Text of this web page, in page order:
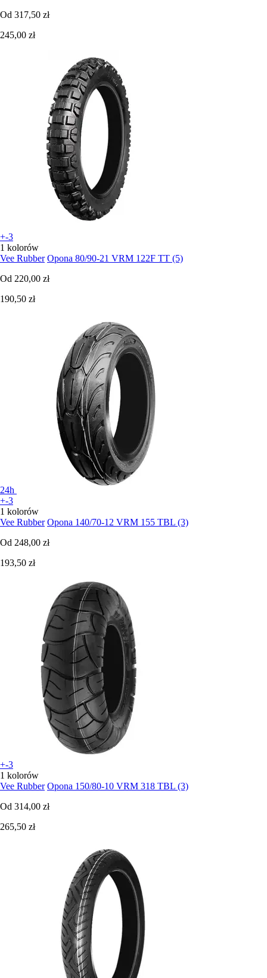
Od 317,50 zł
245,00 zł
+-3
1 kolorów
Vee Rubber Opona 80/90-21 VRM 122F TT (5)
Od 220,00 zł
190,50 zł
24h
+-3
1 kolorów
Vee Rubber Opona 140/70-12 VRM 155 TBL (3)
Od 248,00 zł
193,50 zł
+-3
1 kolorów
Vee Rubber Opona 150/80-10 VRM 318 TBL (3)
Od 314,00 zł
265,50 zł